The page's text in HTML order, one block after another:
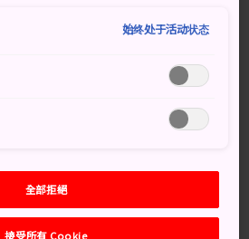
路線，風景美不勝收，會經過鼎鼎
美得令人屏息的世界遺產地
日光
栃木縣 日光市
。
線，車程大約 1 小時 30 分鐘即能
始终处于活动状态
全部拒絕
接受所有 Cookie